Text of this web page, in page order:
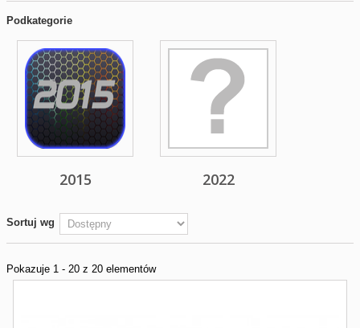
Podkategorie
2015 2022
Sortuj wg
Pokazuje 1 - 20 z 20 elementów